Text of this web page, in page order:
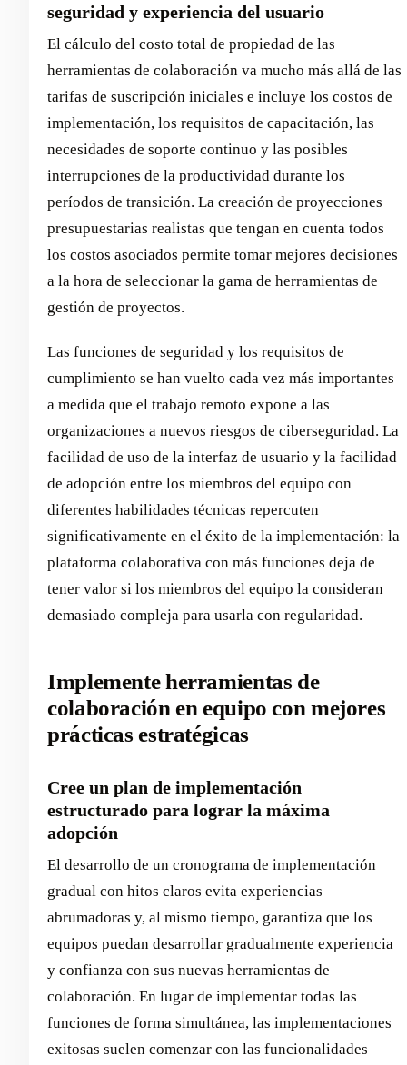
seguridad y experiencia del usuario
El cálculo del costo total de propiedad de las
herramientas de colaboración va mucho más allá de las
tarifas de suscripción iniciales e incluye los costos de
implementación, los requisitos de capacitación, las
necesidades de soporte continuo y las posibles
interrupciones de la productividad durante los
períodos de transición. La creación de proyecciones
presupuestarias realistas que tengan en cuenta todos
los costos asociados permite tomar mejores decisiones
a la hora de seleccionar la gama de herramientas de
gestión de proyectos.
Las funciones de seguridad y los requisitos de
cumplimiento se han vuelto cada vez más importantes
a medida que el trabajo remoto expone a las
organizaciones a nuevos riesgos de ciberseguridad. La
facilidad de uso de la interfaz de usuario y la facilidad
de adopción entre los miembros del equipo con
diferentes habilidades técnicas repercuten
significativamente en el éxito de la implementación: la
plataforma colaborativa con más funciones deja de
tener valor si los miembros del equipo la consideran
demasiado compleja para usarla con regularidad.
Implemente herramientas de
colaboración en equipo con mejores
prácticas estratégicas
Cree un plan de implementación
estructurado para lograr la máxima
adopción
El desarrollo de un cronograma de implementación
gradual con hitos claros evita experiencias
abrumadoras y, al mismo tiempo, garantiza que los
equipos puedan desarrollar gradualmente experiencia
y confianza con sus nuevas herramientas de
colaboración. En lugar de implementar todas las
funciones de forma simultánea, las implementaciones
exitosas suelen comenzar con las funcionalidades